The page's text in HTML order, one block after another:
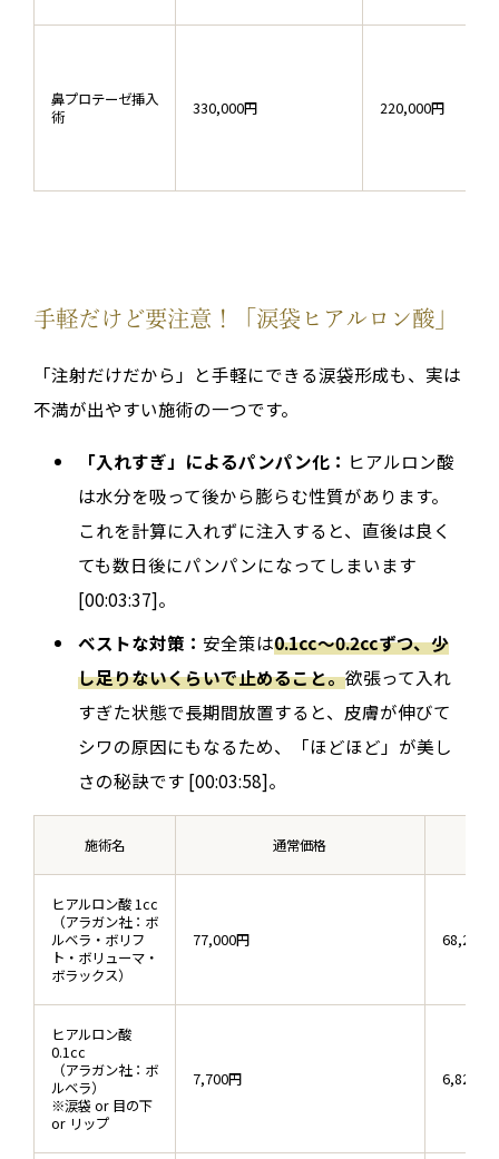
鼻プロテーゼ挿入
術
330,000円 220,000円
手軽だけど要注意！「涙袋ヒアルロン酸」
「注射だけだから」と手軽にできる涙袋形成も、実は
不満が出やすい施術の一つです。
「入れすぎ」によるパンパン化： ヒアルロン酸
は水分を吸って後から膨らむ性質があります。
これを計算に入れずに注入すると、直後は良く
ても数日後にパンパンになってしまいます
[00:03:37]。
ベストな対策： 安全策は0.1cc～0.2ccずつ、少
し足りないくらいで止めること。欲張って入れ
すぎた状態で長期間放置すると、皮膚が伸びて
シワの原因にもなるため、「ほどほど」が美し
さの秘訣です [00:03:58]。
施術名 通常価格
ヒアルロン酸 1cc
（アラガン社：ボ
ルベラ・ボリフ
ト・ボリューマ・
ボラックス）
77,000円 68,200円
ヒアルロン酸
0.1cc
（アラガン社：ボ
ルベラ）
※涙袋 or 目の下
or リップ
7,700円 6,820円